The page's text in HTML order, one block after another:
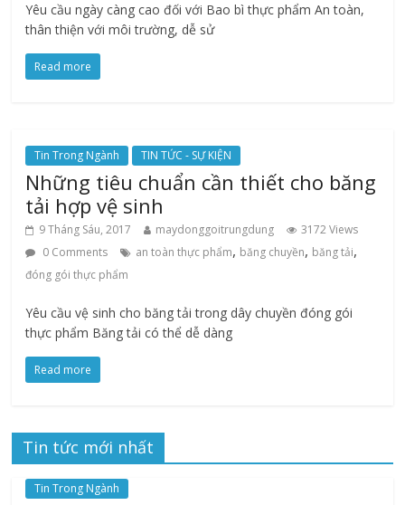
Yêu cầu ngày càng cao đối với Bao bì thực phẩm An toàn,
thân thiện với môi trường, dễ sử
Read more
Tin Trong Ngành TIN TỨC - SỰ KIỆN
Những tiêu chuẩn cần thiết cho băng
tải hợp vệ sinh
9 Tháng Sáu, 2017 maydonggoitrungdung
3172 Views
0 Comments
an toàn thực phẩm, băng chuyền, băng tải,
đóng gói thực phẩm
Yêu cầu vệ sinh cho băng tải trong dây chuyền đóng gói
thực phẩm Băng tải có thể dễ dàng
Read more
Tin tức mới nhất
Tin Trong Ngành